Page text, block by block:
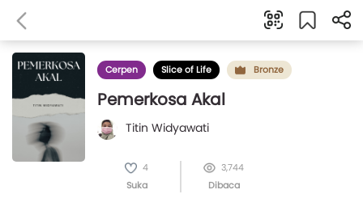
Cerpen Slice of Life Bronze
Pemerkosa Akal
Titin Widyawati
4
Suka
3,744
Dibaca